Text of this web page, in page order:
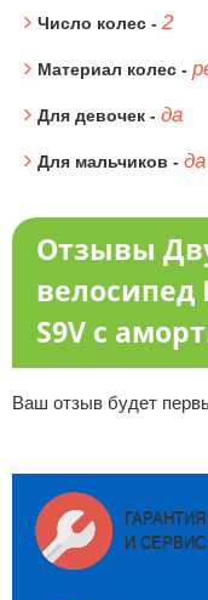
Число колес - 2
Материал колес -
Для девочек - да
Для мальчиков - да
Отзывы
велосипед
S9V с
Ваш отзыв будет
И СЕРВИС